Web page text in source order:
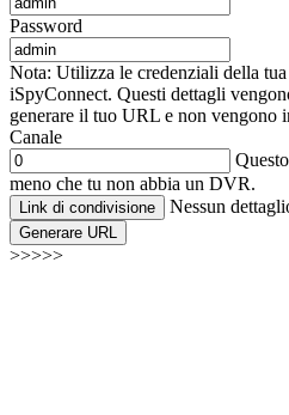
Password
Nota: Utilizza le credenziali della
iSpyConnect. Questi dettagli
generare il tuo URL e non vengono
Canale
meno che tu non abbia un DVR.
Link di condivisione Nessun
Generare URL
>>>>>